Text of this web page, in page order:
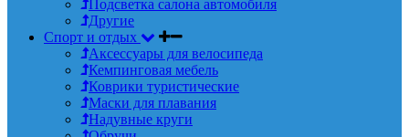
Подсветка салона автомобиля
Другие
Спорт и отдых
Аксессуары для велосипеда
Кемпинговая мебель
Коврики туристические
Маски для плавания
Надувные круги